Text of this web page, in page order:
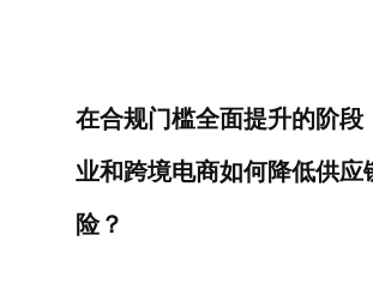
在合规门槛全面提升的阶段
业和跨境电商如何降低供应
险？